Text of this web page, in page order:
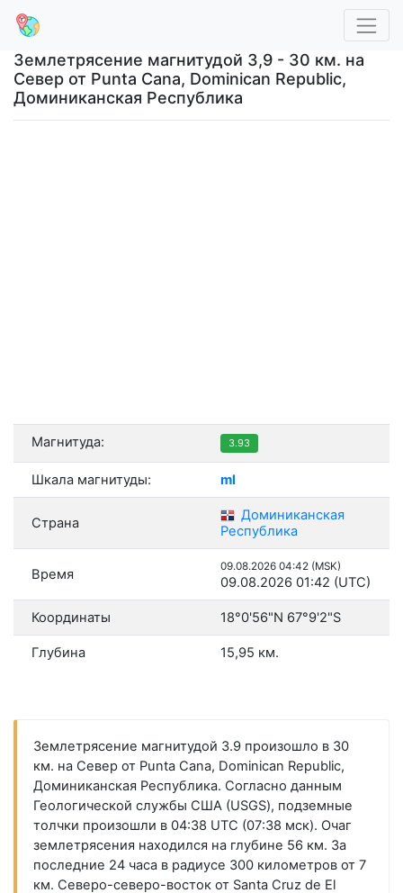
Землетрясение магнитудой 3,9 - 30 км. на
Север от Punta Cana, Dominican Republic,
Доминиканская Республика
Магнитуда: 3.93
Шкала магнитуды: ml
Страна
Доминиканская
Республика
Время 09.08.2026 04:42 (MSK)
09.08.2026 01:42 (UTC)
Координаты 18°0'56"N 67°9'2"S
Глубина 15,95 км.
Землетрясение магнитудой 3.9 произошло в 30
км. на Север от Punta Cana, Dominican Republic,
Доминиканская Республика. Согласно данным
Геологической службы США (USGS), подземные
толчки произошли в 04:38 UTC (07:38 мск). Очаг
землетрясения находился на глубине 56 км. За
последние 24 часа в радиусе 300 километров от 7
км. Северо-северо-восток от Santa Cruz de El